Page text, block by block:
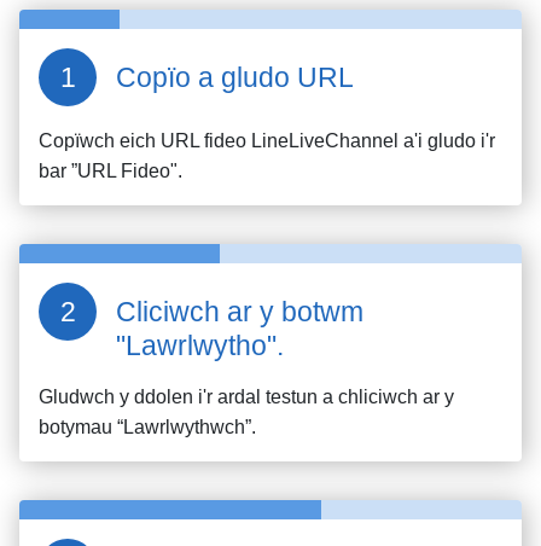
Copïo a gludo URL
Copïwch eich URL fideo LineLiveChannel a'i gludo i'r
bar ”URL Fideo".
Cliciwch ar y botwm
"Lawrlwytho".
Gludwch y ddolen i'r ardal testun a chliciwch ar y
botymau “Lawrlwythwch”.